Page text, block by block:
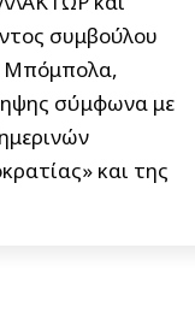
συμβούλου
Μπόμπολα,
σύμφωνα με
και της